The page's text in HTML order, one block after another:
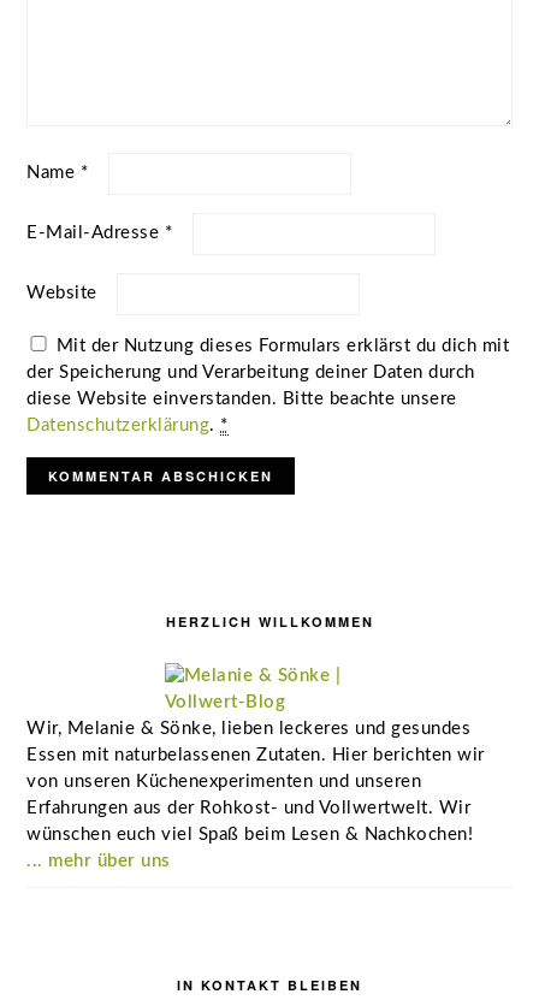
Name *
E-Mail-Adresse *
Website
Mit der Nutzung dieses Formulars erklärst du dich mit
der Speicherung und Verarbeitung deiner Daten durch
diese Website einverstanden. Bitte beachte unsere
Datenschutzerklärung. *
HERZLICH WILLKOMMEN
Wir, Melanie & Sönke, lieben leckeres und gesundes
Essen mit naturbelassenen Zutaten. Hier berichten wir
von unseren Küchenexperimenten und unseren
Erfahrungen aus der Rohkost- und Vollwertwelt. Wir
wünschen euch viel Spaß beim Lesen & Nachkochen!
... mehr über uns
IN KONTAKT BLEIBEN